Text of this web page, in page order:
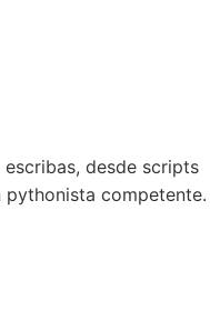
desde scripts
pythonista competente.